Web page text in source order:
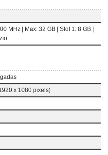
MHz | Max: 32 GB | Slot 1: 8 GB |
x 1080 pixels)